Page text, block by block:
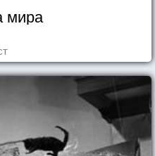
мира